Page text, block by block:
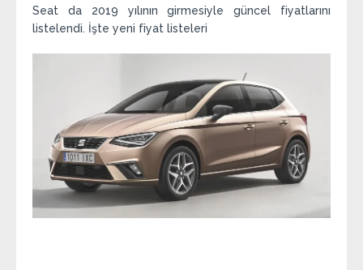
Seat da 2019 yılının girmesiyle güncel fiyatlarını
listelendi. İşte yeni fiyat listeleri